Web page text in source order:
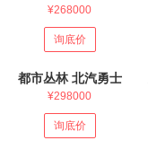
¥268000
询底价
都市丛林 北汽勇士
¥298000
询底价